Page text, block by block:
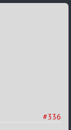
#336